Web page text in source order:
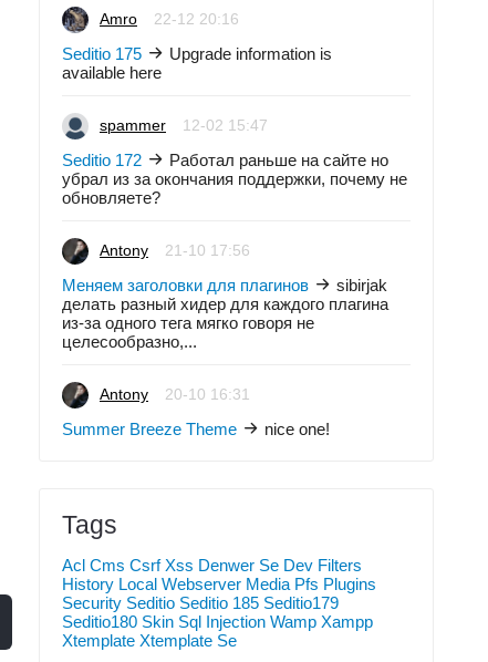
Amro 22-12 20:16
Seditio 175
Upgrade information is
available here
spammer 12-02 15:47
Seditio 172
Работал раньше на сайте но
убрал из за окончания поддержки, почему не
обновляете?
Antony 21-10 17:56
Меняем заголовки для плагинов
sibirjak
делать разный хидер для каждого плагина
из-за одного тега мягко говоря не
целесообразно,...
Antony 20-10 16:31
Summer Breeze Theme nice one!
Tags
Acl Cms Csrf Xss Denwer Se Dev Filters
History Local Webserver Media Pfs Plugins
Security Seditio Seditio 185 Seditio179
Seditio180 Skin Sql Injection Wamp Xampp
Xtemplate Xtemplate Se